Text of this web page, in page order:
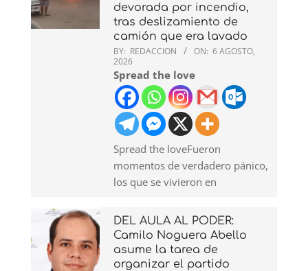
devorada por incendio,
tras deslizamiento de
camión que era lavado
BY: REDACCION ON: 6 AGOSTO,
2026
Spread the love
Spread the loveFueron
momentos de verdadero pánico,
los que se vivieron en
DEL AULA AL PODER:
Camilo Noguera Abello
asume la tarea de
organizar el partido